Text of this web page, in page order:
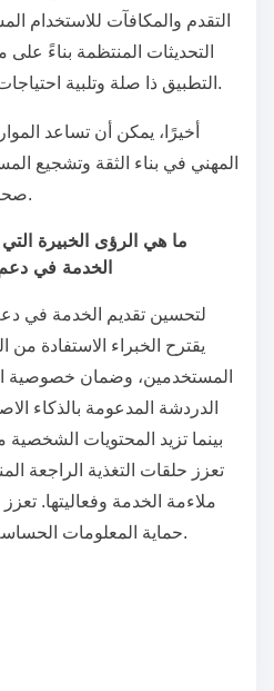
التقدم والمكافآت للاستخدام
التحديثات المنتظمة بناءً
التطبيق ذا صلة وتلبية احتياجات المستخدمين بشكل فعال.
أخيرًا، يمكن أن تساعد
المهني في بناء الثقة وتشجيع
صحتهم النفسية بشكل مستمر.
ما هي الرؤى الخبيرة
الخدمة في دعم
لتحسين تقديم الخدمة في
يقترح الخبراء الاستفادة من
المستخدمين، وضمان خصوصية
الدردشة المدعومة بالذكاء
بينما تزيد المحتويات
تعزز حلقات التغذية الراجعة
ملاءمة الخدمة وفعاليتها.
حماية المعلومات الحساسة، مما يعزز الثقة والامتثال.